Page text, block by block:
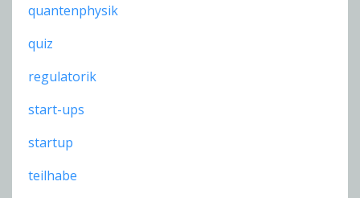
quantenphysik
quiz
regulatorik
start-ups
startup
teilhabe